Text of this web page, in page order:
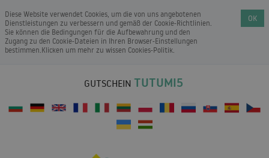
Diese Website verwendet Cookies, um die von uns angebotenen
Dienstleistungen zu verbessern und gemäß der Cookie-Richtlinien.
Sie können die Bedingungen für die Aufbewahrung und den
Zugang zu den Cookie-Dateien in Ihren Browser-Einstellungen
bestimmen.Klicken um mehr zu wissen Cookies-Politik.
OK
GUTSCHEIN TUTUMI5